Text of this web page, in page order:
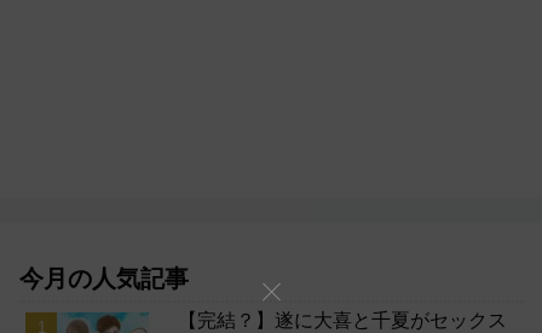
今月の人気記事
【完結？】遂に大喜と千夏がセックス